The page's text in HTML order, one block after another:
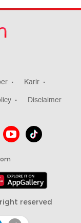
Karir
Disclaimer
reserved